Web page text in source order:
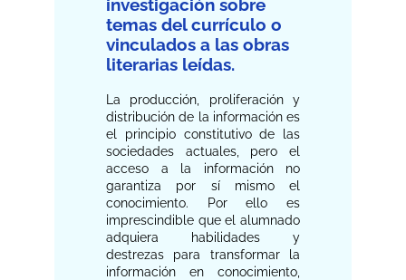
investigación sobre
temas del currículo o
vinculados a las obras
literarias leídas.
La producción, proliferación y
distribución de la información es
el principio constitutivo de las
sociedades actuales, pero el
acceso a la información no
garantiza por sí mismo el
conocimiento. Por ello es
imprescindible que el alumnado
adquiera habilidades y
destrezas para transformar la
información en conocimiento,